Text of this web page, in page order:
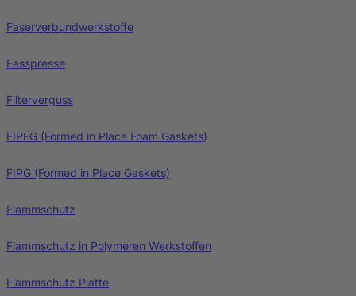
Faserverbundwerkstoffe
Fasspresse
Filterverguss
FIPFG (Formed in Place Foam Gaskets)
FIPG (Formed in Place Gaskets)
Flammschutz
Flammschutz in Polymeren Werkstoffen
Flammschutz Platte